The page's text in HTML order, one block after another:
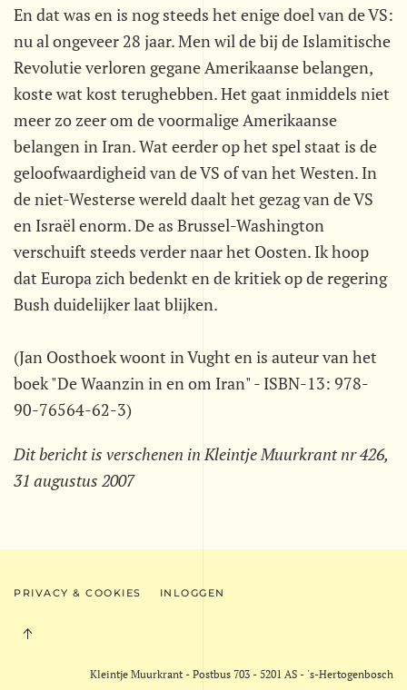
En dat was en is nog steeds het enige doel van de VS:
nu al ongeveer 28 jaar. Men wil de bij de Islamitische
Revolutie verloren gegane Amerikaanse belangen,
koste wat kost terughebben. Het gaat inmiddels niet
meer zo zeer om de voormalige Amerikaanse
belangen in Iran. Wat eerder op het spel staat is de
geloofwaardigheid van de VS of van het Westen. In
de niet-Westerse wereld daalt het gezag van de VS
en Israël enorm. De as Brussel-Washington
verschuift steeds verder naar het Oosten. Ik hoop
dat Europa zich bedenkt en de kritiek op de regering
Bush duidelijker laat blijken.
(Jan Oosthoek woont in Vught en is auteur van het
boek "De Waanzin in en om Iran" - ISBN-13: 978-
90-76564-62-3)
Dit bericht is verschenen in Kleintje Muurkrant nr 426,
31 augustus 2007
PRIVACY & COOKIES INLOGGEN
Kleintje Muurkrant - Postbus 703 - 5201 AS - 's-Hertogenbosch